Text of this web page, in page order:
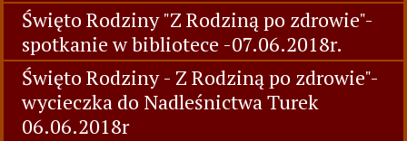
Święto Rodziny "Z Rodziną po zdrowie"-
spotkanie w bibliotece -07.06.2018r.
Święto Rodziny - Z Rodziną po zdrowie"-
wycieczka do Nadleśnictwa Turek
06.06.2018r